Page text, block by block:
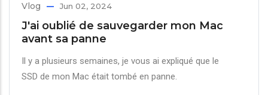
Vlog Jun 02, 2024
J'ai oublié de sauvegarder mon Mac
avant sa panne
Il y a plusieurs semaines, je vous ai expliqué que le
SSD de mon Mac était tombé en panne.